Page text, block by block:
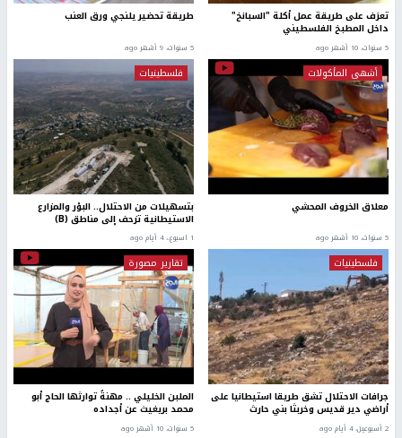
تعرَف على طريقة عمل أكلة "السبانخ"
داخل المطبخ الفلسطيني
5 سنوات، 10 أشهر ago
طريقة تحضير يلنجي ورق العنب
5 سنوات، 9 أشهر ago
أشهى المأكولات
معلاق الخروف المحشي
5 سنوات، 10 أشهر ago
فلسطينيات
بتسهيلات من الاحتلال.. البؤر والمزارع
الاستيطانية تزحف إلى مناطق (B)
1 اسبوع.، 4 أيام ago
فلسطينيات
جرافات الاحتلال تشق طريقا استيطانيا على
أراضي دير قديس وخربثا بني حارث
2 أسبوعين، 4 أيام ago
تقارير مصورة
الملبن الخليلي .. مهنةٌ توارثها الحاج أبو
محمد بريغيث عن أجداده
5 سنوات، 10 أشهر ago